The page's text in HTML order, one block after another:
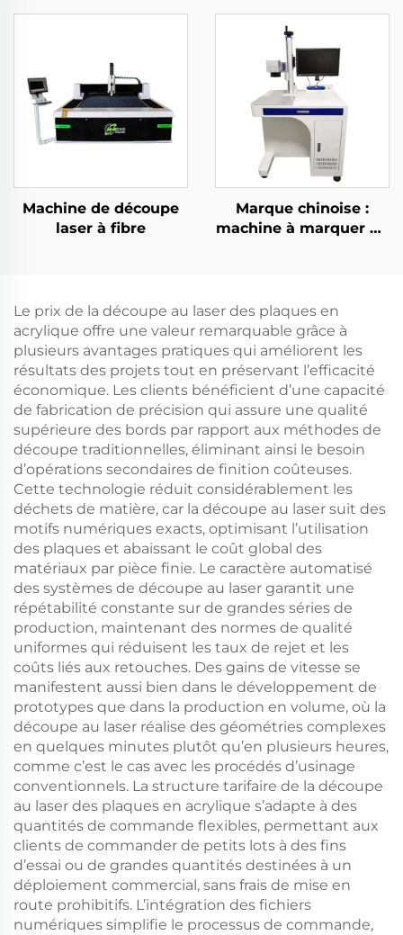
d’acrylique et de MDF
Machine de découpe
laser à fibre
Marque chinoise :
machine à marquer au
W, 30 W, 50 W ;
graveur laser 3D
Le prix de la découpe au laser des plaques en
acrylique offre une valeur remarquable grâce à
plusieurs avantages pratiques qui améliorent les
résultats des projets tout en préservant l’efficacité
économique. Les clients bénéficient d’une capacité
de fabrication de précision qui assure une qualité
supérieure des bords par rapport aux méthodes de
découpe traditionnelles, éliminant ainsi le besoin
d’opérations secondaires de finition coûteuses.
Cette technologie réduit considérablement les
déchets de matière, car la découpe au laser suit des
motifs numériques exacts, optimisant l’utilisation
des plaques et abaissant le coût global des
matériaux par pièce finie. Le caractère automatisé
des systèmes de découpe au laser garantit une
répétabilité constante sur de grandes séries de
production, maintenant des normes de qualité
uniformes qui réduisent les taux de rejet et les
coûts liés aux retouches. Des gains de vitesse se
manifestent aussi bien dans le développement de
prototypes que dans la production en volume, où la
découpe au laser réalise des géométries complexes
en quelques minutes plutôt qu’en plusieurs heures,
comme c’est le cas avec les procédés d’usinage
conventionnels. La structure tarifaire de la découpe
au laser des plaques en acrylique s’adapte à des
quantités de commande flexibles, permettant aux
clients de commander de petits lots à des fins
d’essai ou de grandes quantités destinées à un
déploiement commercial, sans frais de mise en
route prohibitifs. L’intégration des fichiers
numériques simplifie le processus de commande,